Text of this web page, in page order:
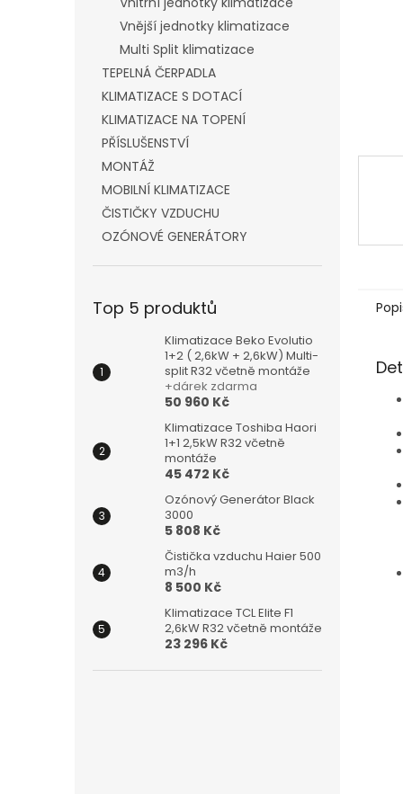
Vnější jednotky klimatizace
Multi Split klimatizace
TEPELNÁ ČERPADLA
KLIMATIZACE S DOTACÍ
KLIMATIZACE NA TOPENÍ
PŘÍSLUŠENSTVÍ
MONTÁŽ
MOBILNÍ KLIMATIZACE
ČISTIČKY VZDUCHU
OZÓNOVÉ GENERÁTORY
Top 5 produktů
Klimatizace Beko Evolutio
1+2 ( 2,6kW + 2,6kW) Multi-
split R32 včetně montáže
+dárek zdarma
50 960 Kč
Klimatizace Toshiba Haori
1+1 2,5kW R32 včetně
montáže
45 472 Kč
Ozónový Generátor Black
3000
5 808 Kč
Čistička vzduchu Haier 500
m3/h
8 500 Kč
Klimatizace TCL Elite F1
2,6kW R32 včetně montáže
23 296 Kč